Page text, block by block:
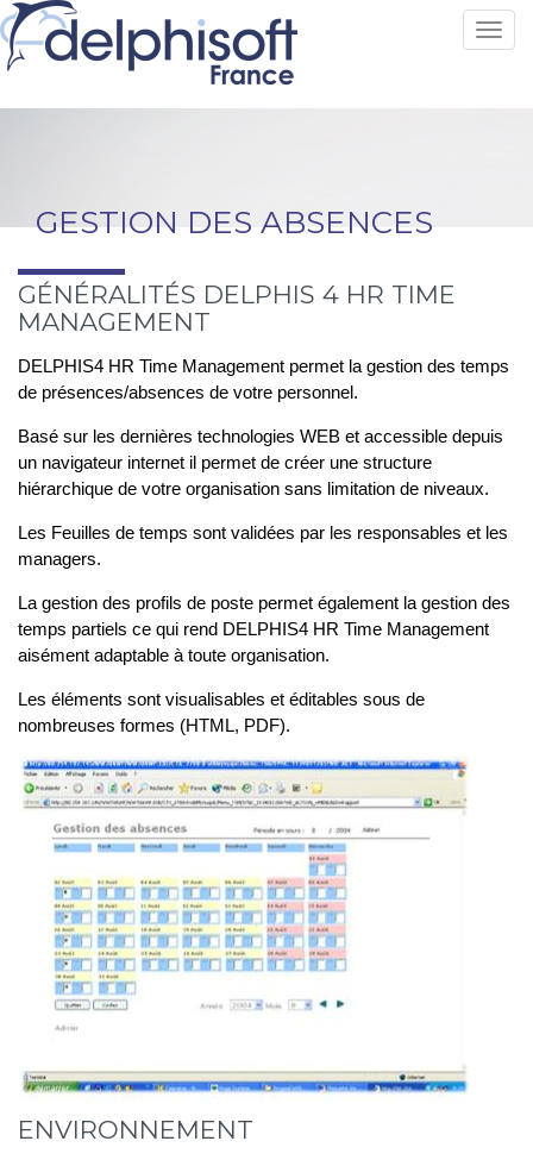
GESTION DES ABSENCES
GÉNÉRALITÉS DELPHIS 4 HR TIME
MANAGEMENT
DELPHIS4 HR Time Management permet la gestion des temps
de présences/absences de votre personnel.
Basé sur les dernières technologies WEB et accessible depuis
un navigateur internet il permet de créer une structure
hiérarchique de votre organisation sans limitation de niveaux.
Les Feuilles de temps sont validées par les responsables et les
managers.
La gestion des profils de poste permet également la gestion des
temps partiels ce qui rend DELPHIS4 HR Time Management
aisément adaptable à toute organisation.
Les éléments sont visualisables et éditables sous de
nombreuses formes (HTML, PDF).
ENVIRONNEMENT